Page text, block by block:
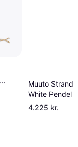
Muuto Strand
White Pendel
4.225 kr.